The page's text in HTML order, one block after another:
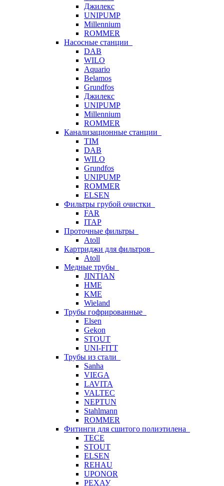
Джилекс
UNIPUMP
Millennium
ROMMER
Насосные станции
DAB
WILO
Aquario
Belamos
Grundfos
Джилекс
UNIPUMP
Millennium
ROMMER
Канализационные станции
TIM
DAB
WILO
Grundfos
UNIPUMP
ROMMER
ELSEN
Фильтры грубой очистки
FAR
ITAP
Проточные фильтры
Atoll
Картриджи для фильтров
Atoll
Медные трубы
JINTIAN
HME
KME
Wieland
Трубы гофрированные
Elsen
Gekon
STOUT
UNI-FITT
Трубы из стали
Sanha
VIEGA
LAVITA
VALTEC
NEPTUN
Stahlmann
ROMMER
Фитинги для сшитого полиэтилена
TECE
STOUT
ELSEN
REHAU
UPONOR
РЕХАУ